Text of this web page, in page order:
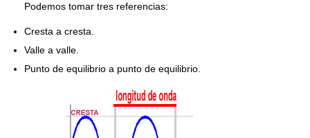
Podemos tomar tres referencias:
Cresta a cresta.
Valle a valle.
Punto de equilibrio a punto de equilibrio.